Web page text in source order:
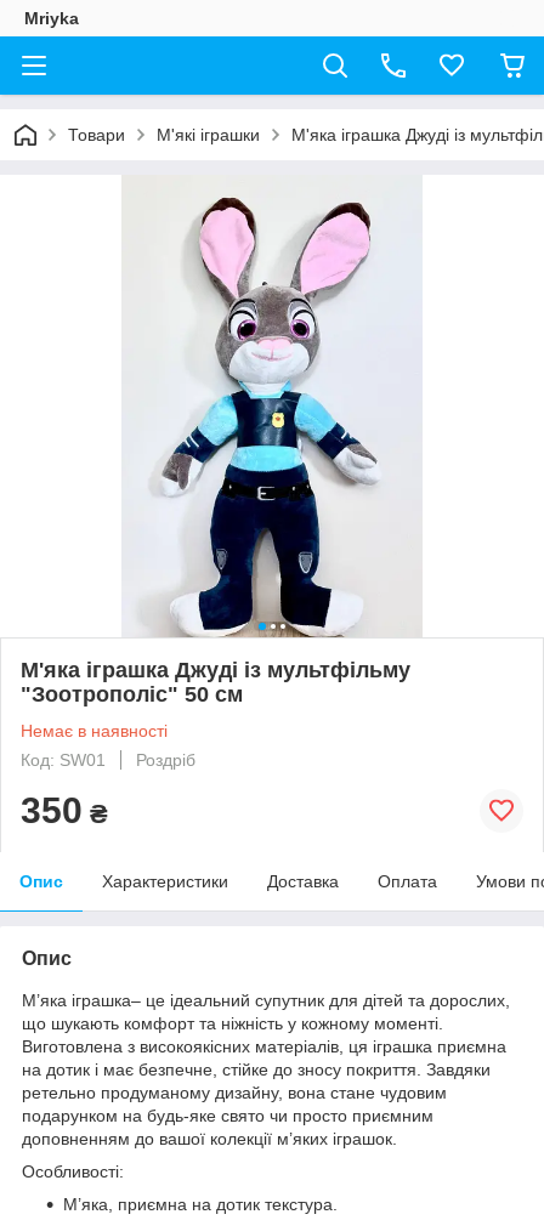
Mriyka
Товари М'які іграшки М'яка іграшка Джуді із
М'яка іграшка Джуді із мультфільму
"Зоотрополіс" 50 см
Немає в наявності
Код: SW01
Роздріб
350 ₴
Опис Характеристики Доставка Оплата Умови
Опис
М’яка іграшка– це ідеальний супутник для дітей та дорослих,
що шукають комфорт та ніжність у кожному моменті.
Виготовлена з високоякісних матеріалів, ця іграшка приємна
на дотик і має безпечне, стійке до зносу покриття. Завдяки
ретельно продуманому дизайну, вона стане чудовим
подарунком на будь-яке свято чи просто приємним
доповненням до вашої колекції м’яких іграшок.
Особливості:
М’яка, приємна на дотик текстура.